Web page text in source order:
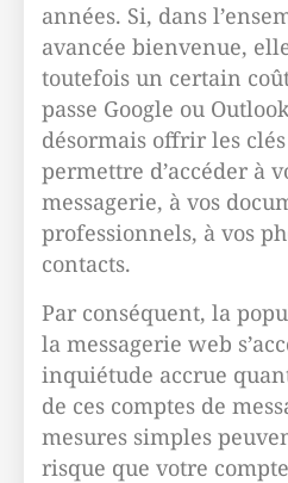
années. Si, dans
avancée bienvenue,
toutefois un certain
passe Google ou
désormais offrir les
permettre d’accéder à
messagerie, à vos
professionnels, à vos
contacts.
Par conséquent, la
la messagerie web
inquiétude accrue
de ces comptes de
mesures simples
risque que votre